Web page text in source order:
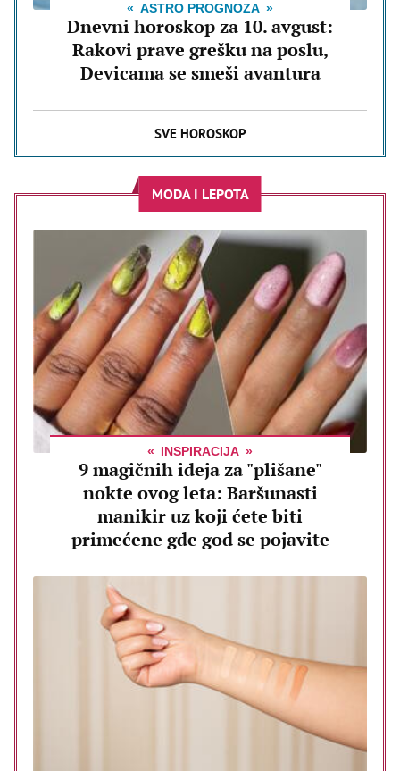
ASTRO PROGNOZA
Dnevni horoskop za 10. avgust:
Rakovi prave grešku na poslu,
Devicama se smeši avantura
SVE HOROSKOP
MODA I LEPOTA
INSPIRACIJA
9 magičnih ideja za "plišane"
nokte ovog leta: Baršunasti
manikir uz koji ćete biti
primećene gde god se pojavite